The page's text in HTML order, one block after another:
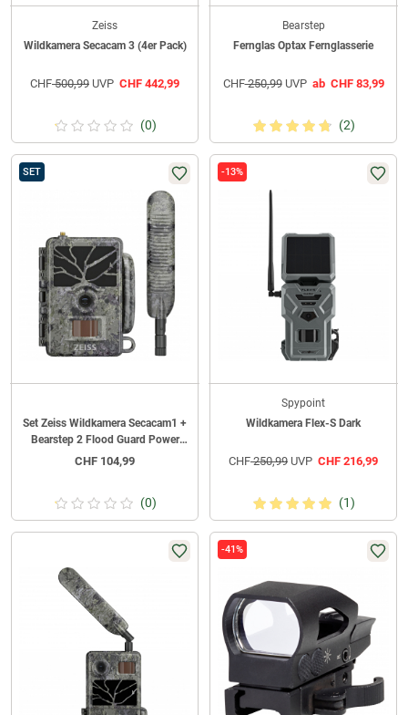
Zeiss
Wildkamera Secacam 3 (4er Pack)
CHF500,99 UVP CHF 442,99
(0)
Bearstep
Fernglas Optax Fernglasserie
CHF250,99UVP ab CHF83,99
(2)
SET
Set Zeiss Wildkamera Secacam1 +
Bearstep 2 Flood Guard Power
Taschenlampe
CHF 104,99
(0)
-13%
Spypoint
Wildkamera Flex-S Dark
CHF250,99 UVP CHF 216,99
(1)
-41%